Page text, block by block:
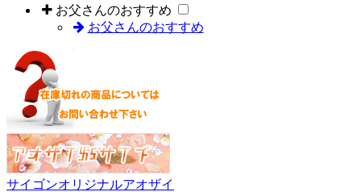
お父さんのおすすめ
お父さんのおすすめ
サイゴンオリジナルアオザイ